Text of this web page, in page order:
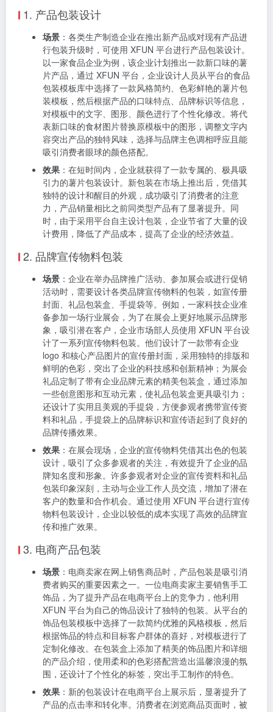
对于设计爱好者和学生群体来说，XFUN 包装设计平台
是一个学习和实践的理想平台。他们可以在平台上自由
探索各种设计风格和技巧，通过对模板的修改和创新，
不断提升自己的设计能力。平台丰富的设计资源和实时
反馈机制，能够为他们提供丰富的学习素材和实践机
会，激发他们对设计的兴趣和热情，帮助他们在设计领
域不断成长和进步。
五、应用场景和效果
1. 产品包装设计
场景 ：各类生产制造企业在推出新产品或对现有产品进
行包装升级时，可使用 XFUN 平台进行产品包装设计。
以一家食品企业为例，该企业计划推出一款新口味的薯
片产品，通过 XFUN 平台，企业设计人员从平台的食品
包装模板库中选择了一款风格简约、色彩鲜艳的薯片包
装模板，然后根据产品的口味特点、品牌标识等信息，
对模板中的文字、图形、颜色进行了个性化修改。将代
容突出产品的独特风味，选择与品牌主色调相呼应且能
吸引消费者眼球的颜色搭配。
效果：在短时间内，企业就获得了一款专属的、极具吸
引力的薯片包装设计。新包装在市场上推出后，凭借其
独特的设计和醒目的外观，成功吸引了消费者的注意
力，产品销量相比之前同类型产品有了显著提升。同
时，由于采用平台自主设计包装，企业节省了大量的设
计费用，降低了产品成本，提高了企业的经济效益。
2. 品牌宣传物料包装
场景：企业在举办品牌推广活动、参加展会或进行促销
活动时，需要设计各类品牌宣传物料的包装，如宣传册
封面、礼品包装盒、手提袋等。例如，一家科技企业准
备参加一场行业展会，为了在展会上更好地展示品牌形
象，吸引潜在客户，企业市场部人员使用 XFUN 平台设
计了一系列宣传物料包装。他们设计了一款带有企业
logo 和核心产品图片的宣传册封面，采用独特的排版和
鲜明的色彩，突出了企业的科技感和创新精神；为展会
礼品定制了带有企业品牌元素的精美包装盒，通过添加
一些创意图形和互动元素，使礼品包装盒更具吸引力；
还设计了实用且美观的手提袋，方便参观者携带宣传资
品牌传播效果。
效果 ：在展会现场，企业的宣传物料凭借其出色的包装
设计，吸引了众多参观者的关注，有效提升了企业的品
牌知名度和形象。许多参观者对企业的宣传资料和礼品
包装印象深刻，主动与企业工作人员交流，增加了潜在
客户的数量和合作机会。通过使用 XFUN 平台进行宣传
物料包装设计，企业以较低的成本实现了高效的品牌宣
传和推广效果。
3. 电商产品包装
场景 ：电商卖家在网上销售商品时，产品包装是吸引消
费者购买的重要因素之一。一位电商卖家主要销售手工